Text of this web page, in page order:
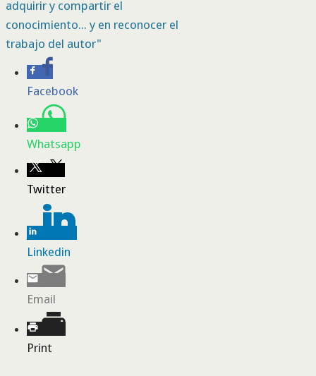
adquirir y compartir el
conocimiento... y en reconocer el
trabajo del autor"
Facebook
Whatsapp
Twitter
Linkedin
Email
Print